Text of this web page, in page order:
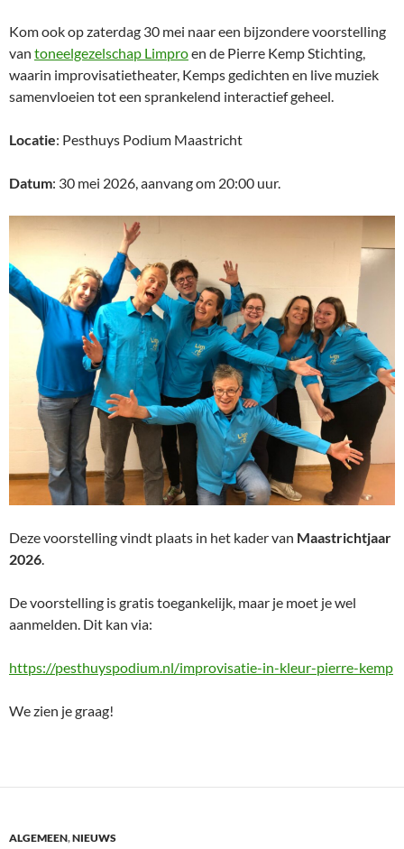
Kom ook op zaterdag 30 mei naar een bijzondere voorstelling
van toneelgezelschap Limproen de Pierre Kemp Stichting,
waarin improvisatietheater, Kemps gedichten en live muziek
samenvloeien tot een sprankelend interactief geheel.
Locatie: Pesthuys Podium Maastricht
Datum: 30 mei 2026, aanvang om 20:00 uur.
Deze voorstelling vindt plaats in het kader van Maastrichtjaar
2026.
De voorstelling is gratis toegankelijk, maar je moet je wel
aanmelden. Dit kan via:
https://pesthuyspodium.nl/improvisatie-in-kleur-pierre-kemp
We zien je graag!
ALGEMEEN,NIEUWS